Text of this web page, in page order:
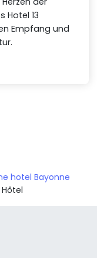
Hotel 13
Empfang und
hotel Bayonne